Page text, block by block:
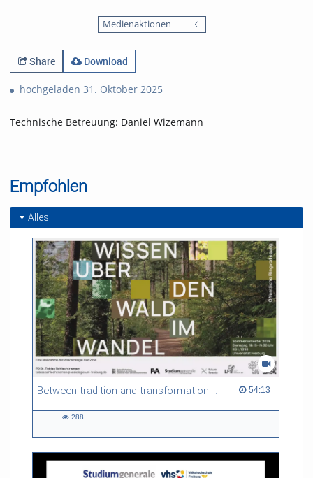
Medienaktionen
Share Download
hochgeladen 31. Oktober 2025
Technische Betreuung: Daniel Wizemann
Empfohlen
Alles
Between tradition and transformation: how owners, advisers and institutions co-create knowledge for resilient forests in Europe 54:13
54:13 duration
288